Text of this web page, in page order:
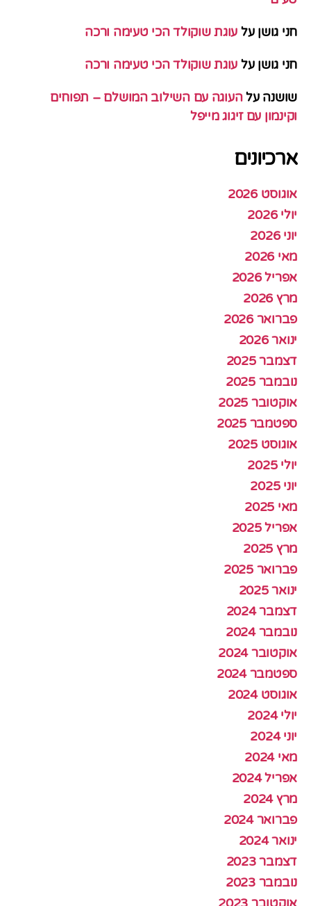
חני גושן על עוגת שוקולד הכי טעימה ורכה
חני גושן על עוגת שוקולד הכי טעימה ורכה
שושנה עלהעוגה עם השילוב המושלם – תפוחים
וקינמון עם זיגוג מייפל
ארכיונים
אוגוסט 2026
יולי 2026
יוני 2026
מאי 2026
אפריל 2026
מרץ 2026
פברואר 2026
ינואר 2026
דצמבר 2025
נובמבר 2025
אוקטובר 2025
ספטמבר 2025
אוגוסט 2025
יולי 2025
יוני 2025
מאי 2025
אפריל 2025
מרץ 2025
פברואר 2025
ינואר 2025
דצמבר 2024
נובמבר 2024
אוקטובר 2024
ספטמבר 2024
אוגוסט 2024
יולי 2024
יוני 2024
מאי 2024
אפריל 2024
מרץ 2024
פברואר 2024
ינואר 2024
דצמבר 2023
נובמבר 2023